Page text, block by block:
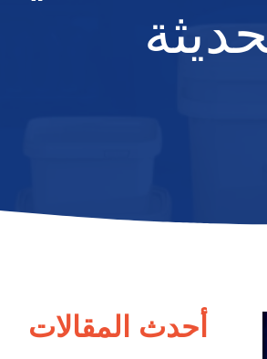
أحدث المقالات